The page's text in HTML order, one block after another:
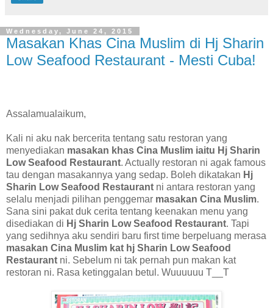
Wednesday, June 24, 2015
Masakan Khas Cina Muslim di Hj Sharin
Low Seafood Restaurant - Mesti Cuba!
Assalamualaikum,
Kali ni aku nak bercerita tentang satu restoran yang
menyediakan masakan khas Cina Muslim iaitu Hj Sharin
Low Seafood Restaurant. Actually restoran ni agak famous
tau dengan masakannya yang sedap. Boleh dikatakan Hj
Sharin Low Seafood Restaurant ni antara restoran yang
selalu menjadi pilihan penggemar masakan Cina Muslim.
Sana sini pakat duk cerita tentang keenakan menu yang
disediakan di Hj Sharin Low Seafood Restaurant. Tapi
yang sedihnya aku sendiri baru first time berpeluang merasa
masakan Cina Muslim kat hj Sharin Low Seafood
Restaurant ni. Sebelum ni tak pernah pun makan kat
restoran ni. Rasa ketinggalan betul. Wuuuuuu T__T